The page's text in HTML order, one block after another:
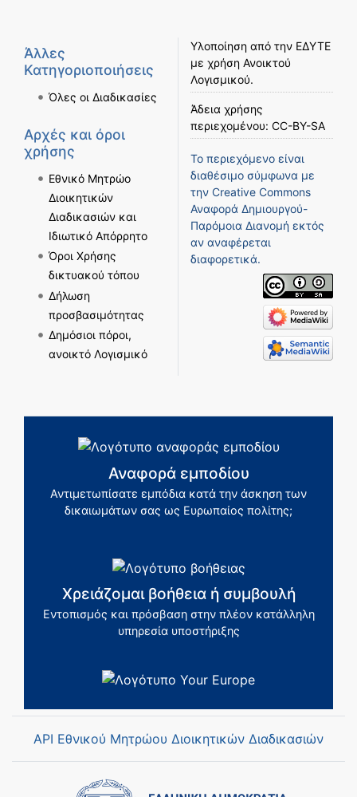
Άλλες
Κατηγοριοποιήσεις
Όλες οι Διαδικασίες
Αρχές και όροι
χρήσης
Εθνικό Μητρώο
Διοικητικών
Διαδικασιών και
Ιδιωτικό Απόρρητο
Όροι Χρήσης
δικτυακού τόπου
Δήλωση
προσβασιμότητας
Δημόσιοι πόροι,
ανοικτό Λογισμικό
Υλοποίηση από την ΕΔΥΤΕ
με χρήση Ανοικτού
Λογισμικού.
Άδεια χρήσης
περιεχομένου: CC-BY-SA
Το περιεχόμενο είναι
διαθέσιμο σύμφωνα με
την Creative Commons
Αναφορά Δημιουργού-
Παρόμοια Διανομή εκτός
αν αναφέρεται
διαφορετικά.
Αναφορά εμποδίου
Αντιμετωπίσατε εμπόδια κατά την άσκηση των
δικαιωμάτων σας ως Ευρωπαίος πολίτης;
Χρειάζομαι βοήθεια ή συμβουλή
Εντοπισμός και πρόσβαση στην πλέον κατάλληλη
υπηρεσία υποστήριξης
API Εθνικού Μητρώου Διοικητικών Διαδικασιών